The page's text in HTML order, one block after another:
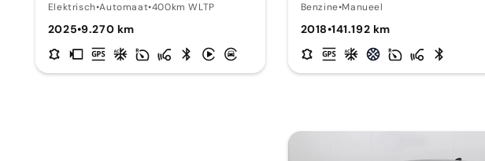
Elektrisch•Automaat•400km WLTP
2025•9.270 km
Benzine•Manueel
2018•141.192 km